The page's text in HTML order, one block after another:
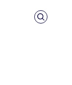
Zoeken